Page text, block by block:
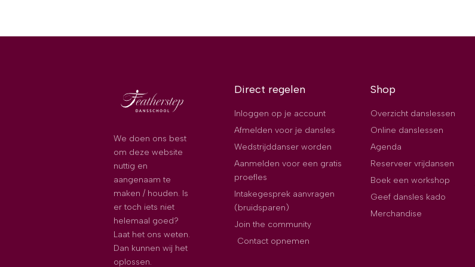
We doen ons best
om deze website
nuttig en
aangenaam te
maken / houden. Is
er toch iets niet
helemaal goed?
Laat het ons weten.
Dan kunnen wij het
oplossen.
Direct regelen
Inloggen op je account
Afmelden voor je dansles
Wedstrijddanser worden
Aanmelden voor een gratis
proefles
Intakegesprek aanvragen
(bruidsparen)
Join the community
Contact opnemen
Shop
Overzicht danslessen
Online danslessen
Agenda
Reserveer vrijdansen
Boek een workshop
Geef dansles kado
Merchandise